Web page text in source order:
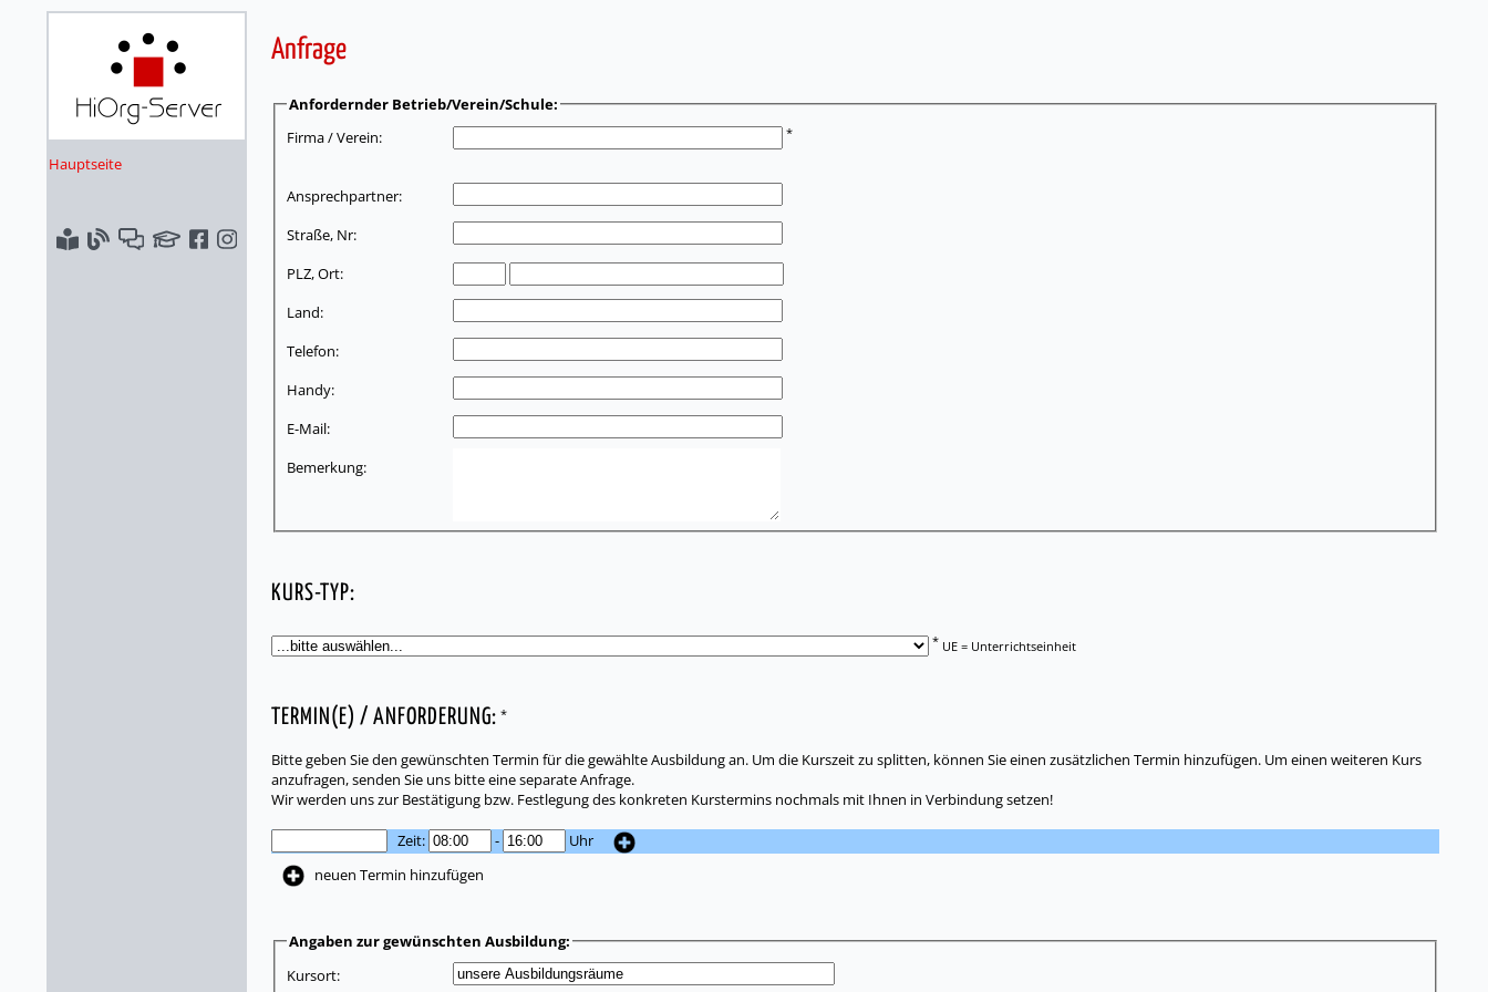
Hauptseite
Anfrage
Anfordernder Betrieb/Verein/Schule:
Firma / Verein:
*
Ansprechpartner:
Straße, Nr:
PLZ, Ort:
Land:
Telefon:
Handy:
E-Mail:
Bemerkung:
KURS-TYP:
* UE = Unterrichtseinheit
TERMIN(E) / ANFORDERUNG: *
Bitte geben Sie den gewünschten Termin für die gewählte Ausbildung an. Um die Kurszeit zu splitten, können Sie einen zusätzlichen Termin hinzufügen. Um einen weiteren Kurs
anzufragen, senden Sie uns bitte eine separate Anfrage.
Wir werden uns zur Bestätigung bzw. Festlegung des konkreten Kurstermins nochmals mit Ihnen in Verbindung setzen!
Zeit: -
Uhr
neuen Termin hinzufügen
Angaben zur gewünschten Ausbildung:
Kursort: